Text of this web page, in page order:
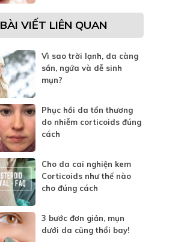
BÀI VIẾT LIÊN QUAN
Vì sao trời lạnh, da càng
sần, ngứa và dễ sinh
mụn?
Phục hồi da tổn thương
do nhiễm corticoids đúng
cách
Cho da cai nghiện kem
Corticoids như thế nào
cho đúng cách
3 bước đơn giản, mụn
dưới da cũng thổi bay!